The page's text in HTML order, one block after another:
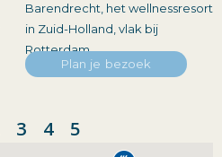
Barendrecht, het wellnessresort
in Zuid-Holland, vlak bij
Rotterdam.
Plan je bezoek
3 4 5